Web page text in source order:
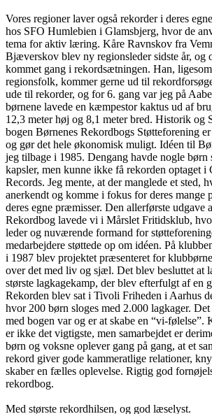
Vores regioner laver også rekorder i deres
hos SFO Humlebien i Glamsbjerg, hvor de
tema for aktiv læring. Kåre Ravnskov fra
Bjæverskov blev ny regionsleder sidste år, og
kommet gang i rekordsætningen. Han,
regionsfolk, kommer gerne ud til
ude til rekorder, og for 6. gang var jeg på
børnene lavede en kæmpestor kaktus ud af
12,3 meter høj og 8,1 meter bred. Historik og
bogen Børnenes Rekordbogs Støtteforening
og gør det hele økonomisk muligt. Idéen til
jeg tilbage i 1985. Dengang havde nogle børn
kapsler, men kunne ikke få rekorden optaget i
Records. Jeg mente, at der manglede et sted,
anerkendt og komme i fokus for deres mange
deres egne præmisser. Den allerførste udgave
Rekordbog lavede vi i Mårslet Fritidsklub,
leder og nuværende formand for
medarbejdere støttede op om idéen. På
i 1987 blev projektet præsenteret for
over det med liv og sjæl. Det blev besluttet at
største lagkagekamp, der blev efterfulgt af en
Rekorden blev sat i Tivoli Friheden i Aarhus
hvor 200 børn sloges med 2.000 lagkager.
med bogen var og er at skabe en “vi-følelse”.
er ikke det vigtigste, men samarbejdet er
børn og voksne oplever gang på gang, at et
rekord giver gode kammeratlige relationer,
skaber en fælles oplevelse. Rigtig god
rekordbog.
Med største rekordhilsen, og god læselyst.